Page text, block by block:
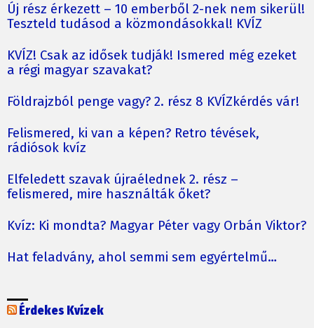
Új rész érkezett – 10 emberből 2-nek nem sikerül!
Teszteld tudásod a közmondásokkal! KVÍZ
KVÍZ! Csak az idősek tudják! Ismered még ezeket
a régi magyar szavakat?
Földrajzból penge vagy? 2. rész 8 KVÍZkérdés vár!
Felismered, ki van a képen? Retro tévések,
rádiósok kvíz
Elfeledett szavak újraélednek 2. rész –
felismered, mire használták őket?
Kvíz: Ki mondta? Magyar Péter vagy Orbán Viktor?
Hat feladvány, ahol semmi sem egyértelmű…
Érdekes Kvízek